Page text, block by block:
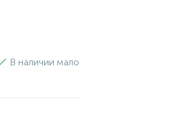
В наличии мало